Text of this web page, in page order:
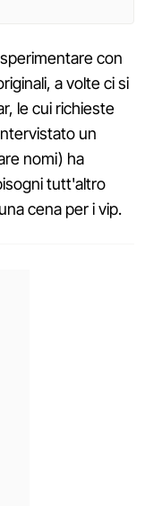
con
a volte ci si
le cui richieste
un
nomi) ha
tutt'altro
cena per i vip.